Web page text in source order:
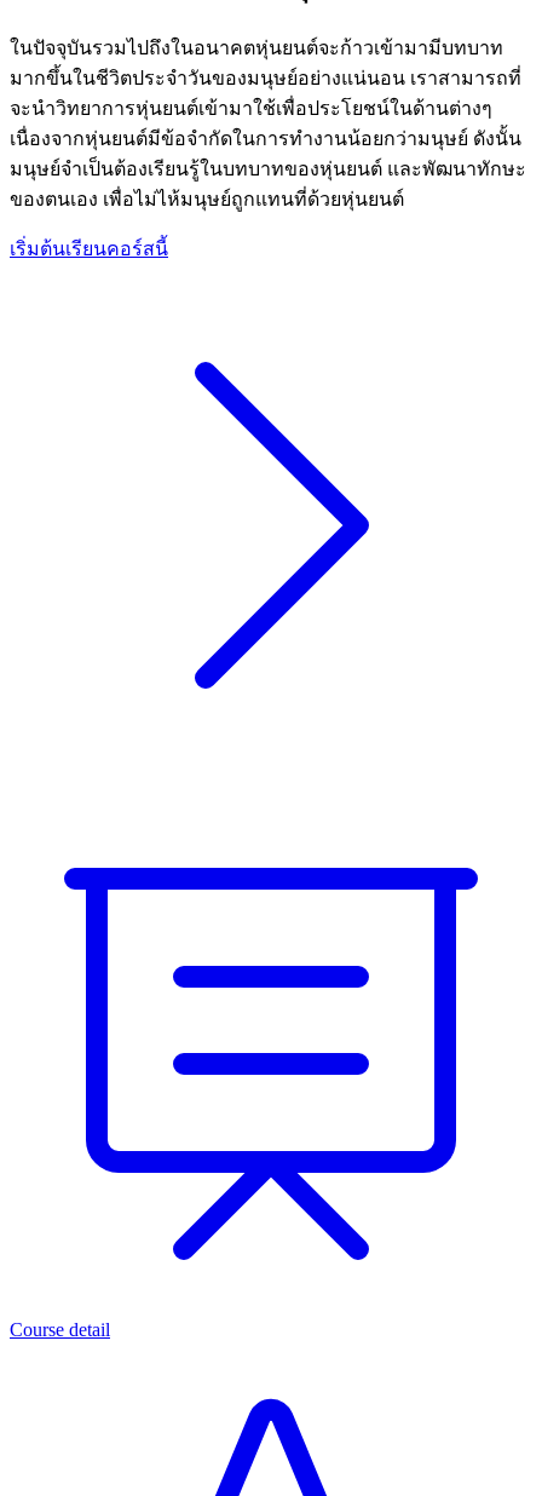
ในปัจจุบันรวมไปถึงในอนาคตหุ่นยนต์จะก้าวเข้ามามีบทบาท
มากขึ้นในชีวิตประจำวันของมนุษย์อย่างแน่นอน เราสามารถที่
จะนำวิทยาการหุ่นยนต์เข้ามาใช้เพื่อประโยชน์ในด้านต่างๆ
เนื่องจากหุ่นยนต์มีข้อจำกัดในการทำงานน้อยกว่ามนุษย์ ดังนั้น
มนุษย์จำเป็นต้องเรียนรู้ในบทบาทของหุ่นยนต์ และพัฒนาทักษะ
ของตนเอง เพื่อไม่ไห้มนุษย์ถูกแทนที่ด้วยหุ่นยนต์
เริ่มต้นเรียนคอร์สนี้
Course detail